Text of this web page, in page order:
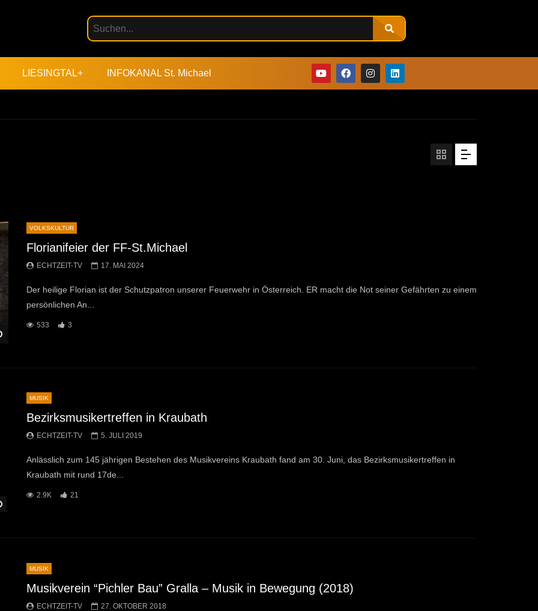
LIESINGTAL+ INFOKANAL St. Michael
VOLKSKULTUR
Florianifeier der FF-St.Michael
ECHTZEIT-TV 17. MAI 2024
Der heilige Florian ist der Schutzpatron unserer Feuerwehr in Österreich. ER macht die Not seiner Gefährten zu einem
persönlichen An...
533 3
MUSIK
Bezirksmusikertreffen in Kraubath
ECHTZEIT-TV 5. JULI 2019
Anlässlich zum 145 jährigen Bestehen des Musikvereins Kraubath fand am 30. Juni, das Bezirksmusikertreffen in
Kraubath mit rund 17de...
2.9K 21
MUSIK
Musikverein “Pichler Bau” Gralla – Musik in Bewegung (2018)
ECHTZEIT-TV 27. OKTOBER 2018